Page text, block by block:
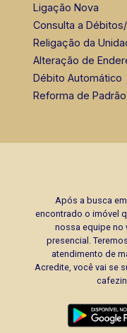
Ligação Nova
Consulta a
Religação da
Alteração de
Débito Automático
Reforma de Padrão
Após a busca
encontrado o imóvel
nossa equipe no
presencial.
atendimento de
Acredite, você vai se